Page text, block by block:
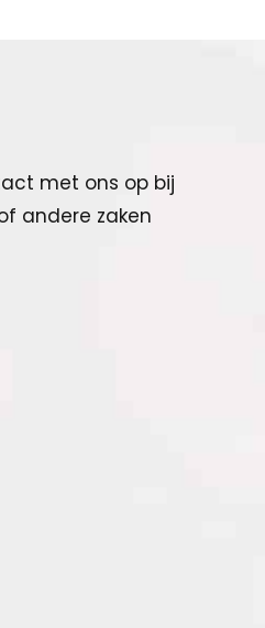
met ons op bij
andere zaken